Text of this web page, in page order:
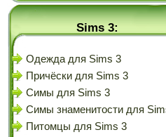
Sims 3:
Одежда для Sims 3
Причёски для Sims 3
Симы для Sims 3
Симы знаменитости для
Питомцы для Sims 3